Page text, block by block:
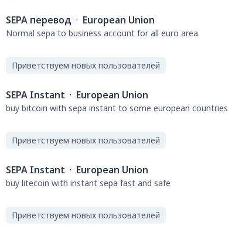
SEPA перевод · European Union
Normal sepa to business account for all euro area.
Приветствуем новых пользователей
SEPA Instant · European Union
buy bitcoin with sepa instant to some european countries
Приветствуем новых пользователей
SEPA Instant · European Union
buy litecoin with instant sepa fast and safe
Приветствуем новых пользователей